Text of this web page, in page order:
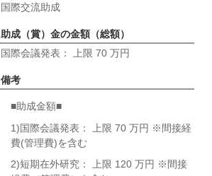
国際交流助成
助成（賞）金の金額（総額）
国際会議発表： 上限 70 万円
備考
■助成金額■
1)国際会議発表： 上限 70 万円 ※間接経
費(管理費)を含む
2)短期在外研究： 上限 120 万円 ※間接